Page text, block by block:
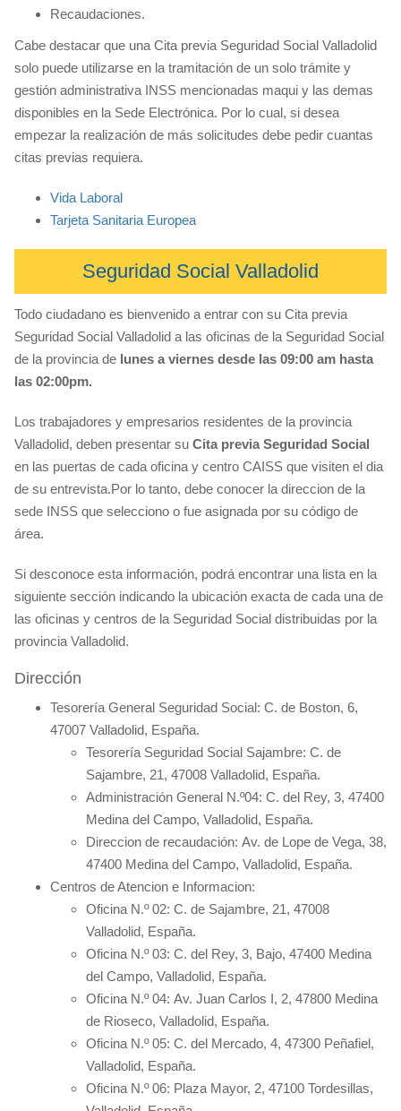
Recaudaciones.
Cabe destacar que una Cita previa Seguridad Social Valladolid
solo puede utilizarse en la tramitación de un solo trámite y
gestión administrativa INSS mencionadas maqui y las demas
disponibles en la Sede Electrónica. Por lo cual, si desea
empezar la realización de más solicitudes debe pedir cuantas
citas previas requiera.
Vida Laboral
Tarjeta Sanitaria Europea
Seguridad Social Valladolid
Todo ciudadano es bienvenido a entrar con su Cita previa
Seguridad Social Valladolid a las oficinas de la Seguridad Social
de la provincia de lunes a viernes desde las 09:00 am hasta
las 02:00pm.
Los trabajadores y empresarios residentes de la provincia
Valladolid, deben presentar su Cita previa Seguridad Social
en las puertas de cada oficina y centro CAISS que visiten el dia
de su entrevista.Por lo tanto, debe conocer la direccion de la
sede INSS que selecciono o fue asignada por su código de
área.
Si desconoce esta información, podrá encontrar una lista en la
siguiente sección indicando la ubicación exacta de cada una de
las oficinas y centros de la Seguridad Social distribuidas por la
provincia Valladolid.
Dirección
Tesorería General Seguridad Social: C. de Boston, 6,
47007 Valladolid, España.
Tesorería Seguridad Social Sajambre: C. de
Sajambre, 21, 47008 Valladolid, España.
Administración General N.º04: C. del Rey, 3, 47400
Medina del Campo, Valladolid, España.
Direccion de recaudación: Av. de Lope de Vega, 38,
47400 Medina del Campo, Valladolid, España.
Centros de Atencion e Informacion:
Oficina N.º 02: C. de Sajambre, 21, 47008
Valladolid, España.
Oficina N.º 03: C. del Rey, 3, Bajo, 47400 Medina
del Campo, Valladolid, España.
Oficina N.º 04: Av. Juan Carlos I, 2, 47800 Medina
de Rioseco, Valladolid, España.
Oficina N.º 05: C. del Mercado, 4, 47300 Peñafiel,
Valladolid, España.
Oficina N.º 06: Plaza Mayor, 2, 47100 Tordesillas,